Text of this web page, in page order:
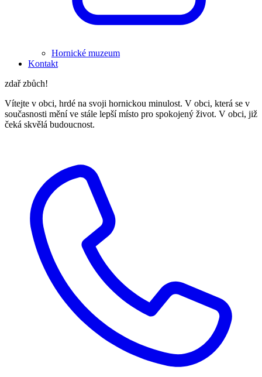
Hornické muzeum
Kontakt
zdař zbůch!
Vítejte v obci, hrdé na svoji hornickou minulost. V obci, která se v
současnosti mění ve stále lepší místo pro spokojený život. V obci, již
čeká skvělá budoucnost.